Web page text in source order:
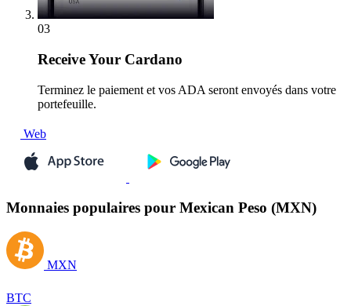
03
ReceiveYour Cardano
Terminez le paiement et vos ADA seront envoyés dans votre
portefeuille.
Web
Monnaies populaires pour Mexican Peso (MXN)
MXN
BTC